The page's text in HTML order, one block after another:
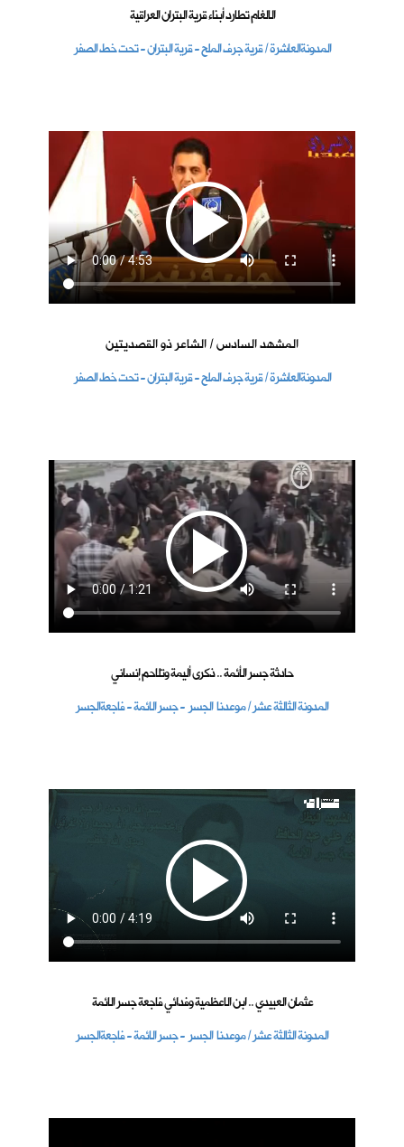
الالغام تطارد أبناء قرية البتران العراقية
المدونةالعاشرة / قرية جرف الملح - قرية البتران - تحت خط الصفر
المشهد السادس / الشاعر ذو القصديتين
المدونةالعاشرة / قرية جرف الملح - قرية البتران - تحت خط الصفر
حادثة جسر الأئمة .. ذكرى أليمة وتلاحم إنساني
المدونة الثالثة عشر / موعدنا الجسر - جسر الائمة - فاجعةالجسر
عثمان العبيدي .. ابن الاعظمية وفدائي فاجعة جسر الائمة
المدونة الثالثة عشر / موعدنا الجسر - جسر الائمة - فاجعةالجسر